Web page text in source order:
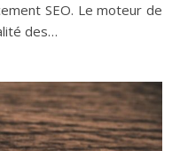
SEO. Le moteur de
des…